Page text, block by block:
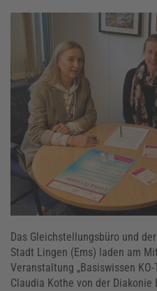
Das Gleichstellungsbüro und
Stadt Lingen (Ems) laden am
Veranstaltung „Basiswissen
Claudia Kothe von der Diakonie